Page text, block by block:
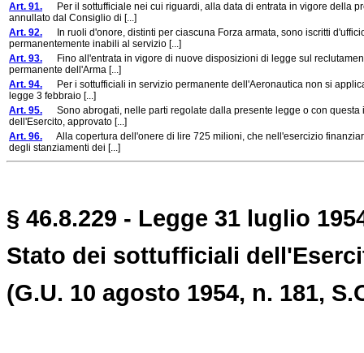
Art. 91. Per il sottufficiale nei cui riguardi, alla data di entrata in vigore della
annullato dal Consiglio di [...]
Art. 92. In ruoli d'onore, distinti per ciascuna Forza armata, sono iscritti
permanentemente inabili al servizio [...]
Art. 93. Fino all'entrata in vigore di nuove disposizioni di legge sul
permanente dell'Arma [...]
Art. 94. Per i sottufficiali in servizio permanente dell'Aeronautica non si
legge 3 febbraio [...]
Art. 95. Sono abrogati, nelle parti regolate dalla presente legge o con questa
dell'Esercito, approvato [...]
Art. 96. Alla copertura dell'onere di lire 725 milioni, che nell'esercizio
degli stanziamenti dei [...]
§ 46.8.229 - Legge 31 luglio
Stato dei sottufficiali
(G.U. 10 agosto 1954, n. 181,